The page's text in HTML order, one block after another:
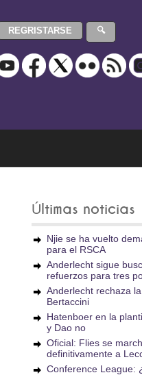
Últimas noticias
Njie se ha vuelto
para el RSCA
Anderlecht sigue
refuerzos para tres
Anderlecht rechaza
Bertaccini
Hatenboer en la
y Dao no
Oficial: Flies se
definitivamente a
Conference League: